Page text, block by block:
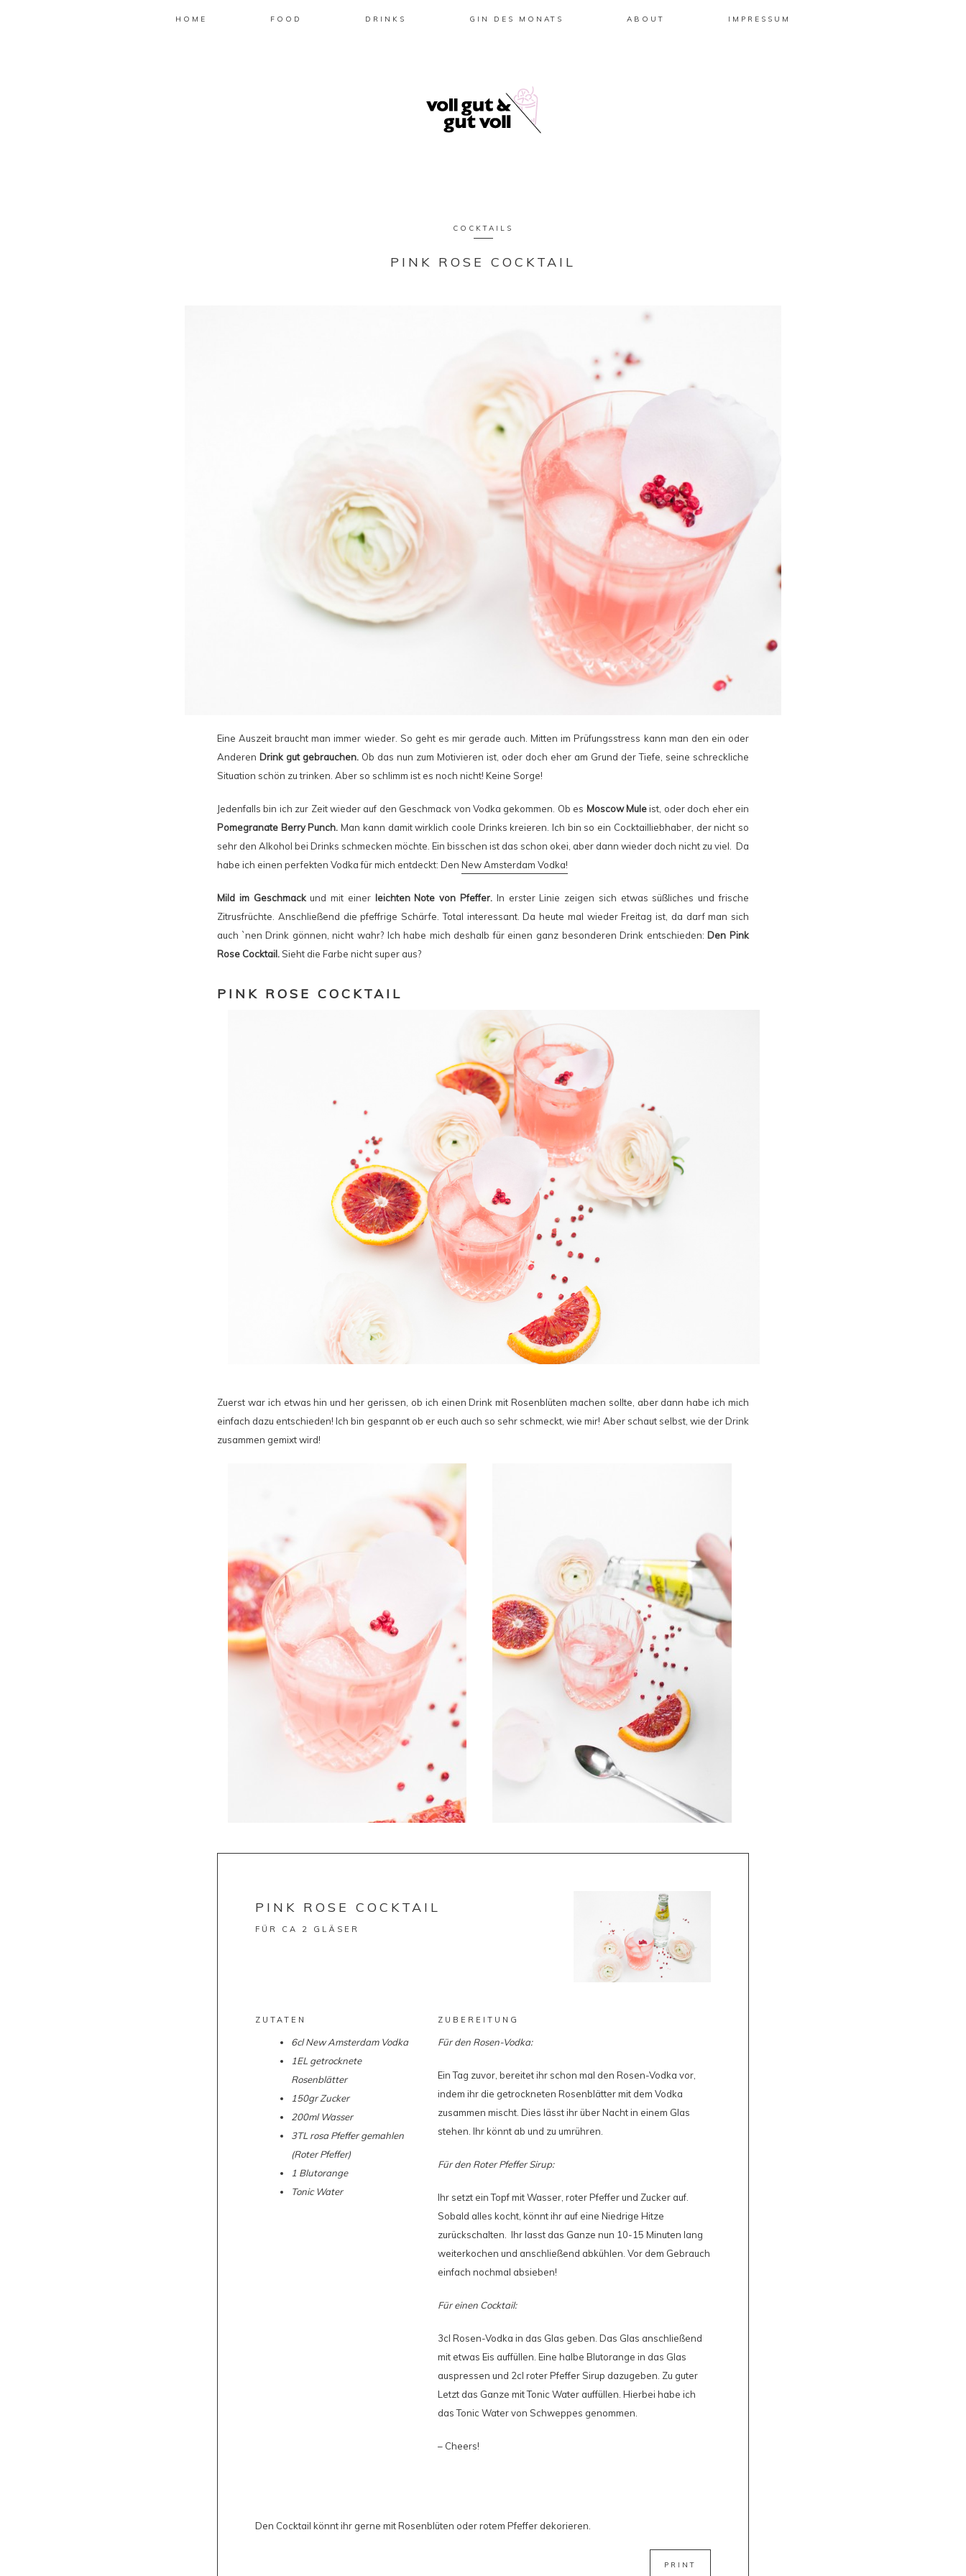
HOME FOOD DRINKS GIN DES MONATS ABOUT IMPRESSUM
COCKTAILS
PINK ROSE COCKTAIL
Eine Auszeit braucht man immer wieder. So geht es mir gerade auch. Mitten im Prüfungsstress kann man den ein oder
Anderen Drink gut gebrauchen. Ob das nun zum Motivieren ist, oder doch eher am Grund der Tiefe, seine schreckliche
Situation schön zu trinken. Aber so schlimm ist es noch nicht! Keine Sorge!
Jedenfalls bin ich zur Zeit wieder auf den Geschmack von Vodka gekommen. Ob es Moscow Muleist, oder doch eher ein
Pomegranate Berry Punch. Man kann damit wirklich coole Drinks kreieren. Ich bin so ein Cocktailliebhaber, der nicht so
sehr den Alkohol bei Drinks schmecken möchte. Ein bisschen ist das schon okei, aber dann wieder doch nicht zu viel. Da
habe ich einen perfekten Vodka für mich entdeckt: Den New Amsterdam Vodka!
Mild im Geschmackund mit einer leichten Note von Pfeffer. In erster Linie zeigen sich etwas süßliches und frische
Zitrusfrüchte. Anschließend die pfeffrige Schärfe. Total interessant. Da heute mal wieder Freitag ist, da darf man sich
auch `nen Drink gönnen, nicht wahr? Ich habe mich deshalb für einen ganz besonderen Drink entschieden: Den Pink
Rose Cocktail.Sieht die Farbe nicht super aus?
PINK ROSE COCKTAIL
Zuerst war ich etwas hin und her gerissen, ob ich einen Drink mit Rosenblüten machen sollte, aber dann habe ich mich
einfach dazu entschieden! Ich bin gespannt ob er euch auch so sehr schmeckt, wie mir! Aber schaut selbst, wie der Drink
zusammen gemixt wird!
PINK ROSE COCKTAIL
FÜR CA 2 GLÄSER
ZUTATEN
6cl New Amsterdam Vodka
1EL getrocknete
Rosenblätter
150gr Zucker
200ml Wasser
3TL rosa Pfeffer gemahlen
(Roter Pfeffer)
1 Blutorange
Tonic Water
ZUBEREITUNG
Für den Rosen-Vodka:
Ein Tag zuvor, bereitet ihr schon mal den Rosen-Vodka vor,
indem ihr die getrockneten Rosenblätter mit dem Vodka
zusammen mischt. Dies lässt ihr über Nacht in einem Glas
stehen. Ihr könnt ab und zu umrühren.
Für den Roter Pfeffer Sirup:
Ihr setzt ein Topf mit Wasser, roter Pfeffer und Zucker auf.
Sobald alles kocht, könnt ihr auf eine Niedrige Hitze
zurückschalten. Ihr lasst das Ganze nun 10-15 Minuten lang
weiterkochen und anschließend abkühlen. Vor dem Gebrauch
einfach nochmal absieben!
Für einen Cocktail:
3cl Rosen-Vodka in das Glas geben. Das Glas anschließend
mit etwas Eis auffüllen. Eine halbe Blutorange in das Glas
auspressen und 2cl roter Pfeffer Sirup dazugeben. Zu guter
Letzt das Ganze mit Tonic Water auffüllen. Hierbei habe ich
das Tonic Water von Schweppes genommen.
– Cheers!
Den Cocktail könnt ihr gerne mit Rosenblüten oder rotem Pfeffer dekorieren.